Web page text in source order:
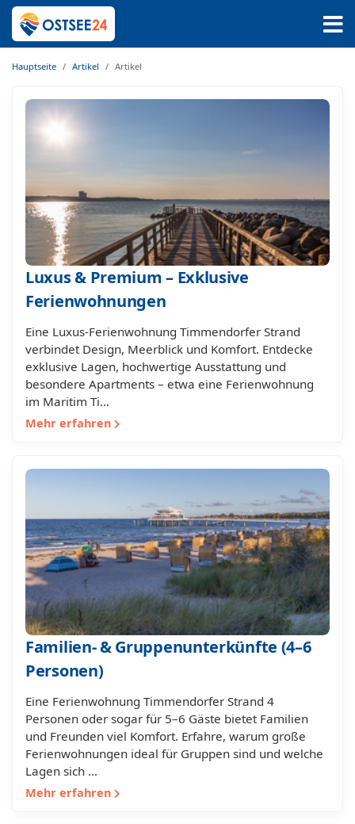
Hauptseite Artikel Artikel
Luxus & Premium – Exklusive
Ferienwohnungen
Eine Luxus-Ferienwohnung Timmendorfer Strand
verbindet Design, Meerblick und Komfort. Entdecke
exklusive Lagen, hochwertige Ausstattung und
besondere Apartments – etwa eine Ferienwohnung
im Maritim Ti…
Mehr erfahren
Familien- & Gruppenunterkünfte (4–6
Personen)
Eine Ferienwohnung Timmendorfer Strand 4
Personen oder sogar für 5–6 Gäste bietet Familien
und Freunden viel Komfort. Erfahre, warum große
Ferienwohnungen ideal für Gruppen sind und welche
Lagen sich …
Mehr erfahren